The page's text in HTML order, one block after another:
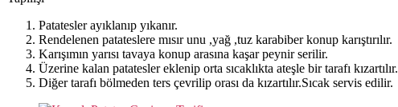
Patatesler ayıklanıp yıkanır.
Rendelenen patateslere mısır unu ,yağ ,tuz karabiber konup karıştırılır.
Karışımın yarısı tavaya konup arasına kaşar peynir serilir.
Üzerine kalan patatesler eklenip orta sıcaklıkta ateşle bir tarafı kızartılır.
Diğer tarafı bölmeden ters çevrilip orası da kızartılır.Sıcak servis edilir.